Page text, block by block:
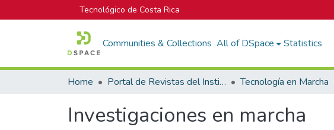
Tecnológico de Costa Rica
Communities & Collections All of DSpace Statistics
Home Portal de Revistas del Instituto Tecnológico de Costa Rica Tecnología en Marcha
Investigaciones en marcha